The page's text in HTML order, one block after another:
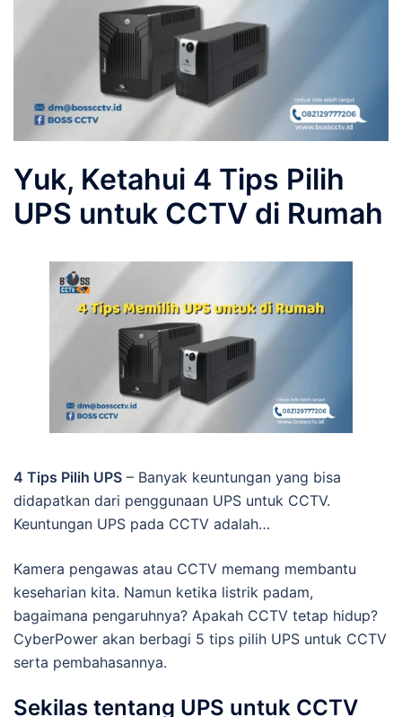
Yuk, Ketahui 4 Tips Pilih
UPS untuk CCTV di Rumah
4 Tips Pilih UPS – Banyak keuntungan yang bisa
didapatkan dari penggunaan UPS untuk CCTV.
Keuntungan UPS pada CCTV adalah…
Kamera pengawas atau CCTV memang membantu
keseharian kita. Namun ketika listrik padam,
bagaimana pengaruhnya? Apakah CCTV tetap hidup?
CyberPower akan berbagi 5 tips pilih UPS untuk CCTV
serta pembahasannya.
Sekilas tentang UPS untuk CCTV